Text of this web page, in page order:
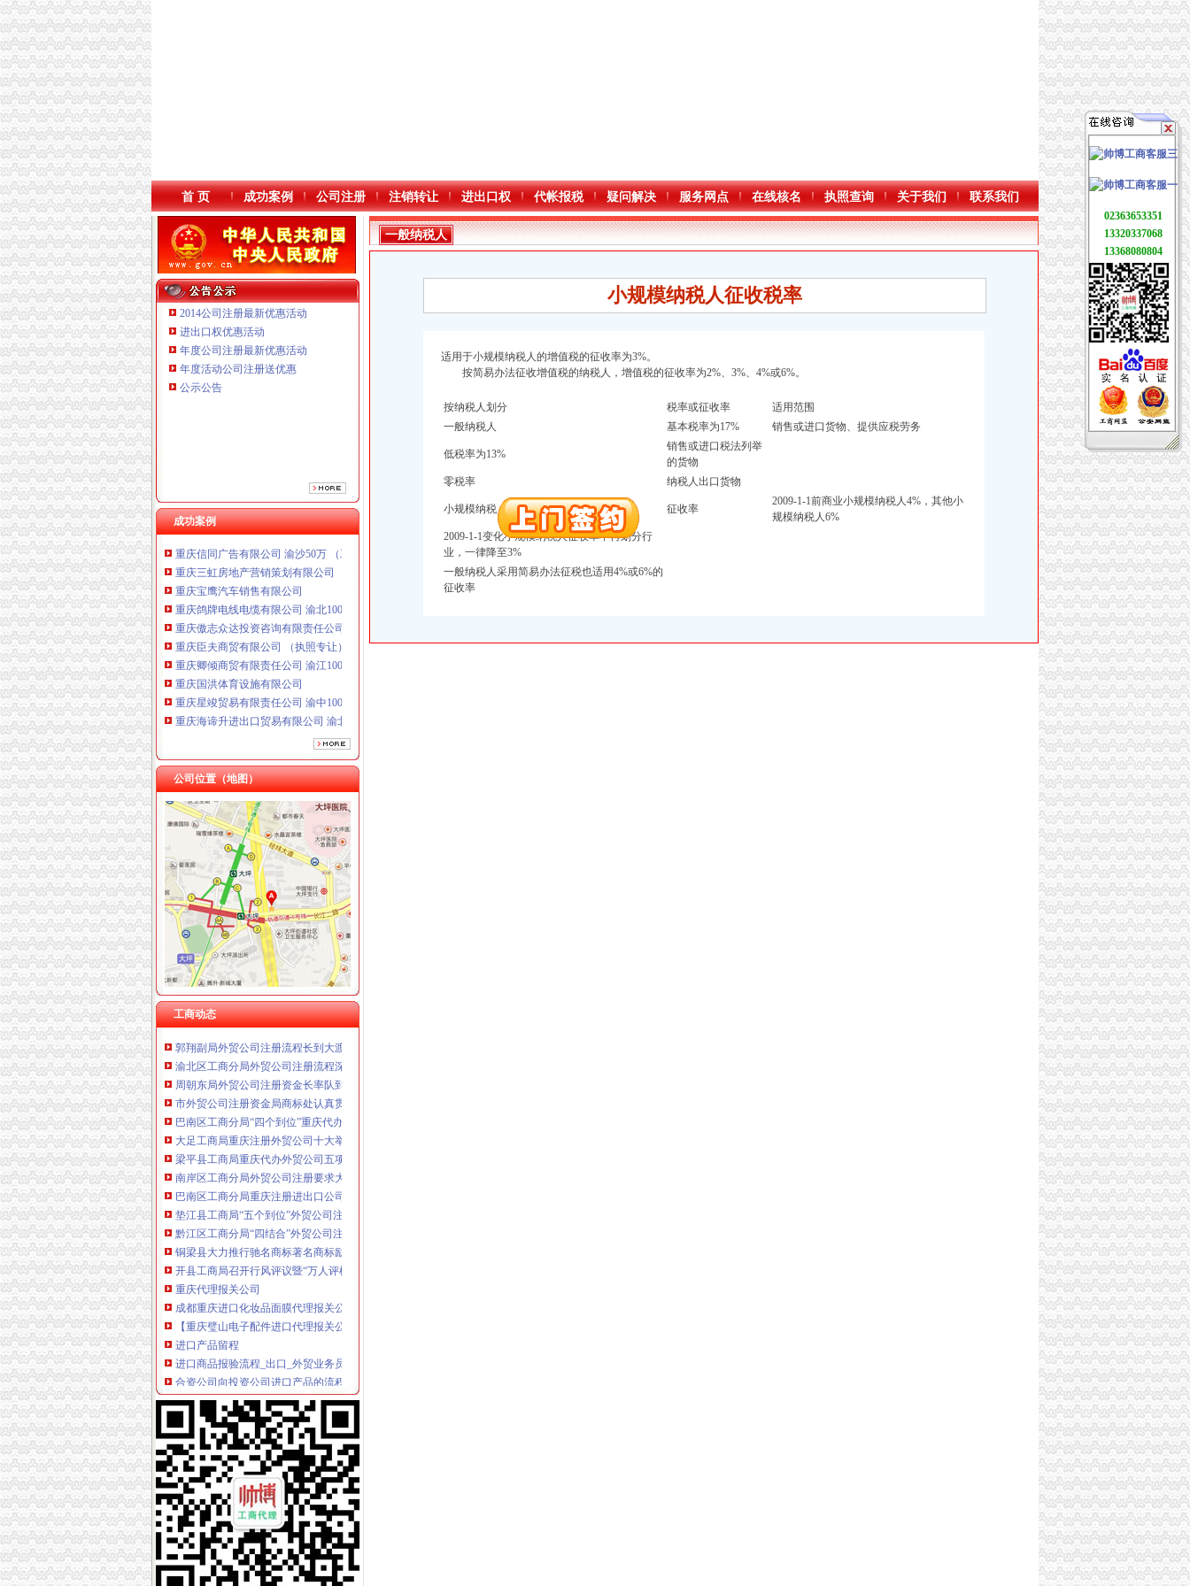
本站导航
首 页 成功案例 公司注册 注销转让 进出口权 代帐报税 疑问解决 服务网点 在线核名 执照查询 关于我们 联系我们
2014公司注册最新优惠活动
进出口权优惠活动
年度公司注册最新优惠活动
年度活动公司注册送优惠
公示公告
成功案例
重庆鸽牌电线电缆有限公司 渝北10010万 (进出口权)
重庆傲志众达投资咨询有限责任公司 渝九1000万 （增资）
重庆星竣贸易有限责任公司 渝中100万 （进出口权）
重庆海谛升进出口贸易有限公司 渝北100万 （进出口权）
重庆奕欣锦诚商贸有限公司 渝九50万 （工商注册）
重庆信同广告有限公司 渝沙50万 （工商注册）
重庆三虹房地产营销策划有限公司
重庆宝鹰汽车销售有限公司
重庆鸽牌电线电缆有限公司 渝北10010万 (进出口权)
重庆傲志众达投资咨询有限责任公司 渝九1000万 （增资）
重庆臣夫商贸有限公司 （执照专让）
重庆卿倾商贸有限责任公司 渝江100万 （工商注册）
重庆国洪体育设施有限公司
重庆星竣贸易有限责任公司 渝中100万 （进出口权）
重庆海谛升进出口贸易有限公司 渝北100万 （进出口权）
重庆奕欣锦诚商贸有限公司 渝九50万 （工商注册）
重庆信同广告有限公司 渝沙50万 （工商注册）
重庆三虹房地产营销策划有限公司
重庆宝鹰汽车销售有限公司
公司位置（地图）
工商动态
工商动态
荣昌县工商局外贸公司注册条件深入开展信用信息化应用岗位大练活动
经开区工商分局重庆注册外贸公司认真开展员先进教育回头看
綦江县工商局重庆注册进出口公司组织计算机加快信息化建设
璧山县工商局重庆注册进出口公司推出五项措施化食品安全监
市外贸公司注册要求局机关委团总支向机关团员和青年发出创建节约型机关倡议
开县工商局外贸公司注册条件认真开展先进教育回头看切实整顿会风
渝北区工商分局外贸公司注册要求五项措施加食品安全监管
郭翔副局外贸公司注册流程长到大渡口区工商分局调研
渝北区工商分局外贸公司注册流程深化先进教育成果
周朝东局外贸公司注册资金长率队到璧山县工商局调研
市外贸公司注册资金局商标处认真贯彻落实全市工商管理局长会议精
巴南区工商分局“四个到位”重庆代办外贸公司抓好案件管理信息系统培训
大足工商局重庆注册外贸公司十大举世措加政风行风评议工作
梁平县工商局重庆代办外贸公司五项制度落实整改提高阶段工作
南岸区工商分局外贸公司注册要求大胆索纠风和政风行风评议工作新思路
巴南区工商分局重庆注册进出口公司三个结合落实增收节支
垫江县工商局“五个到位”外贸公司注册资金抓纠风和政风行风评议工作
黔江区工商分局“四结合”外贸公司注册查纠行政审批违规行为
铜梁县大力推行驰名商标著名商标励办法
开县工商局召开行风评议暨“万人评机关作风”外贸公司注册条件再动员会
重庆代理报关公司
成都重庆进口化妆品面膜代理报关公司_Emily潘_新浪博客
【重庆璧山电子配件进口代理报关公司】_产品资讯_一呼百应资讯频道
进口产品留程
进口商品报验流程_出口_外贸业务员
合资公司向投资公司进口产品的流程-进口交流-福步外贸论坛（FOB
货物出口流程
宁波市货物退运返修出口流程|时间-中科商务网-万享供应链管理（上海
国际航空货运出口业务流程-MBA智库百科
出口代理公司
中国进出口代理网-进出口代理外贸综合服务平台
进口代理_进口代理公司_出口代理_出口代理公司_宁波瓯伟嘉工贸有限
海关物流公司
南京海关同意我物流公司设立苏北家出口监管仓库-徐州经济开发区
经国家交通部和海关总署批准的物流公司_二手杂谈论坛_太平洋电脑网
海关清关公司
青岛进口海关清关代理报关公司青岛报关清关今题网
一般纳税人
小规模纳税人征收税率
适用于小规模纳税人的增值税的征收率为3%。
按简易办法征收增值税的纳税人，增值税的征收率为2%、3%、4%或6%。
按纳税人划分 税率或征收率
适用范围
一般纳税人
基本税率为17% 销售或进口货物、提供应税劳务
低税率为13%
销售或进口税法列举
的货物
零税率
纳税人出口货物
小规模纳税人 征收率
2009-1-1前商业小规模纳税人4%，其他小
规模纳税人6%
2009-1-1变化小规模纳税人征收率不再划分行
业，一律降至3%
一般纳税人采用简易办法征税也适用4%或6%的
征收率
02363653351
13320337068
13368080804